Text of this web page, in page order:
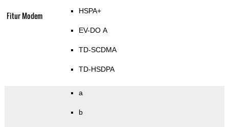
Fitur Modem HSPA+
EV-DO A
TD-SCDMA
TD-HSDPA
a
b